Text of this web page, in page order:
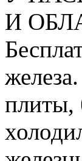
И
плиты,